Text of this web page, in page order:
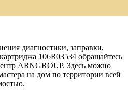
диагностики, заправки,
106R03534 обращайтесь
ARNGROUP. Здесь можно
на дом по территории всей